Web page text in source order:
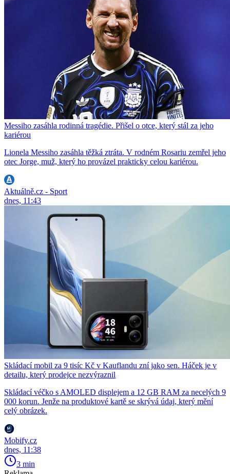
Messiho zasáhla rodinná tragédie. Přišel o otce, který stál za jeho
kariérou
Lionela Messiho zasáhla těžká ztráta. V rodném Rosariu zemřel jeho
otec Jorge, muž, který ho provázel prakticky celou kariérou.
Aktuálně.cz - Sport
dnes, 11:43
Skládací mobil za 9 tisíc Kč v Kauflandu zní jako sen. Háček je v
detailu, který prodejce nezvýraznil
Skládací véčko s AMOLED displejem a 12 GB RAM za necelých 9
000 korun. Jenže na produktové kartě se skrývá údaj, který mění
celý obrázek.
Mobify.cz
dnes, 11:38
3 min